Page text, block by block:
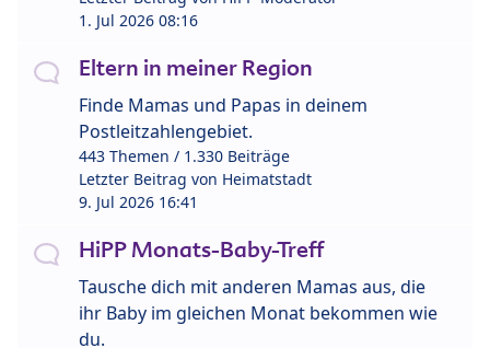
1. Jul 2026 08:16
Eltern in meiner Region
Finde Mamas und Papas in deinem
Postleitzahlengebiet.
443 Themen / 1.330 Beiträge
Letzter Beitrag von Heimatstadt
9. Jul 2026 16:41
HiPP Monats-Baby-Treff
Tausche dich mit anderen Mamas aus, die
ihr Baby im gleichen Monat bekommen wie
du.